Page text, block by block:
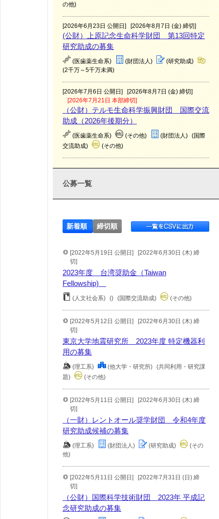
の他)
[2026年6月23日 公開日] [2026年8月7日 (金) 締切]
(公財）上原記念生命科学財団 第13回特定
研究助成の募集
(医歯薬生命系) (財団法人)
(研究助成)
(2千万～5千万未満)
[2026年7月6日 公開日] [2026年8月7日 (金) 締切]
[2026年7月21日 本部締切]
（公財）テルモ生命科学振興財団 国際交流
助成（2026年後期分）
(医歯薬生命系) (その他) (財団法人) (国際
交流助成)
(その他)
公募一覧
新着順 締切順
[2022年5月19日 公開日]
[2022年6月30日 (木) 締
切]
2023年度 台湾奨助金（Taiwan
Fellowship)
(人文社会系) () (国際交流助成) (その他)
[2022年5月12日 公開日]
[2022年6月30日 (木) 締
切]
東京大学地震研究所 2023年度 特定機器利
用の募集
(理工系) (他大学・研究所) (共同利用・研究課
題)
(その他)
[2022年5月11日 公開日]
[2022年6月30日 (木) 締
切]
（一財）レントオール奨学財団 令和4年度
研究助成候補の募集
(理工系) (財団法人) (研究助成)
(その
他)
[2022年5月11日 公開日]
[2022年7月31日 (日) 締
切]
（公財）国際科学技術財団 2023年 平成記
念研究助成の募集